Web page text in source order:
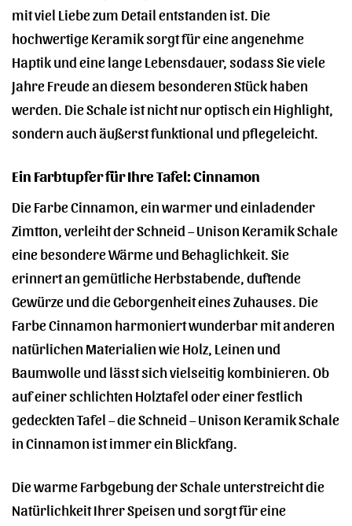
mit viel Liebe zum Detail entstanden ist. Die
hochwertige Keramik sorgt für eine angenehme
Haptik und eine lange Lebensdauer, sodass Sie viele
Jahre Freude an diesem besonderen Stück haben
werden. Die Schale ist nicht nur optisch ein Highlight,
sondern auch äußerst funktional und pflegeleicht.
Ein Farbtupfer für Ihre Tafel: Cinnamon
Die Farbe Cinnamon, ein warmer und einladender
Zimtton, verleiht der Schneid – Unison Keramik Schale
eine besondere Wärme und Behaglichkeit. Sie
erinnert an gemütliche Herbstabende, duftende
Gewürze und die Geborgenheit eines Zuhauses. Die
Farbe Cinnamon harmoniert wunderbar mit anderen
natürlichen Materialien wie Holz, Leinen und
Baumwolle und lässt sich vielseitig kombinieren. Ob
auf einer schlichten Holztafel oder einer festlich
gedeckten Tafel – die Schneid – Unison Keramik Schale
in Cinnamon ist immer ein Blickfang.
Die warme Farbgebung der Schale unterstreicht die
Natürlichkeit Ihrer Speisen und sorgt für eine